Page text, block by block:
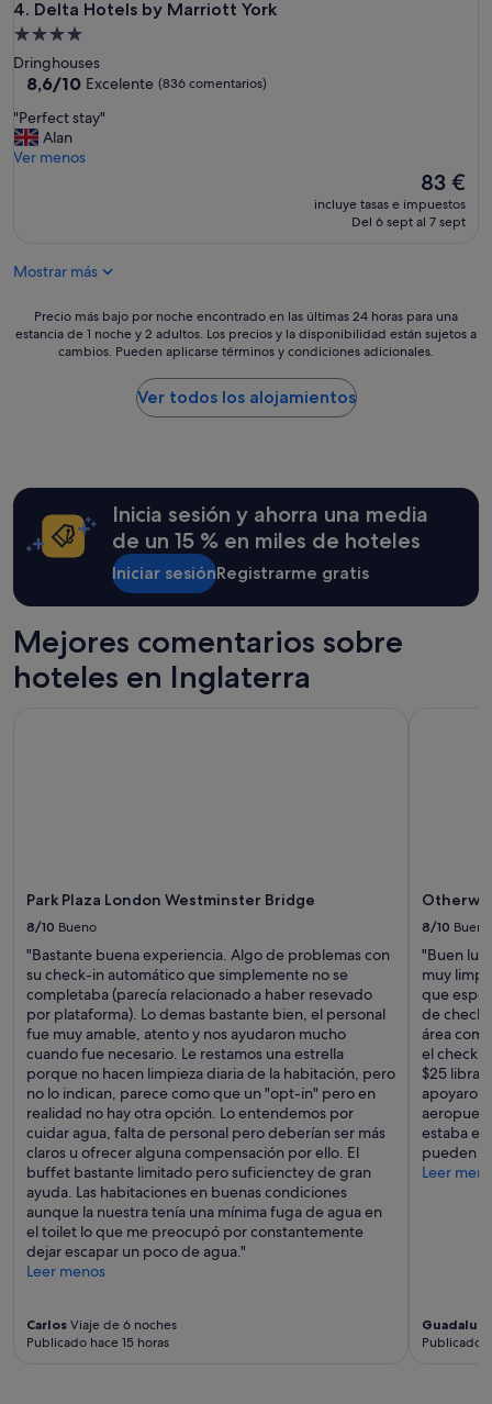
t
a
x
i
a
r
a
r
4. Delta Hotels by Marriott York
Delta Hotels by Marriott York
Alojamiento
de
4.0 estrellas
Dringhouses
8.6
10,
Excelente,
(836 comentarios)
8,6/10 Excelente (836 comentarios)
"
P
e
s
y
"Perfect stay"
Alan
Ver menos
El
precio
actual
83 €
incluye tasas e impuestos
Del 6 sept al 7 sept
Mostrar más
Precio
más
24 horas
estancia
1 noche
2 adultos.
Los
precios
y
condiciones
adicionales.
Precio más bajo por noche encontrado en las últimas 24 horas para una
estancia de 1 noche y 2 adultos. Los precios y la disponibilidad están sujetos a
cambios. Pueden aplicarse términos y condiciones adicionales.
Ver todos los alojamientos
Inicia sesión y ahorra una media
de un 15 % en miles de hoteles
Iniciar sesiónRegistrarme gratis
Mejores comentarios sobre
hoteles en Inglaterra
Park Plaza London Westminster Bridge
8/10 Bueno
"Bastante buena experiencia. Algo de problemas con
su check-in automático que simplemente no se
completaba (parecía relacionado a haber resevado
por plataforma). Lo demas bastante bien, el personal
fue muy amable, atento y nos ayudaron mucho
cuando fue necesario. Le restamos una estrella
porque no hacen limpieza diaria de la habitación, pero
no lo indican, parece como que un "opt-in" pero en
realidad no hay otra opción. Lo entendemos por
cuidar agua, falta de personal pero deberían ser más
claros u ofrecer alguna compensación por ello. El
buffet bastante limitado pero suficienctey de gran
ayuda. Las habitaciones en buenas condiciones
aunque la nuestra tenía una mínima fuga de agua en
el toilet lo que me preocupó por constantemente
dejar escapar un poco de agua."
Leer menos
Carlos Viaje de 6 noches
Publicado hace 15 horas
8/10 Bueno
"Buen
muy
que
de check
área
el check
$25
apoyaron
estaba
pueden
Leer
Publicado